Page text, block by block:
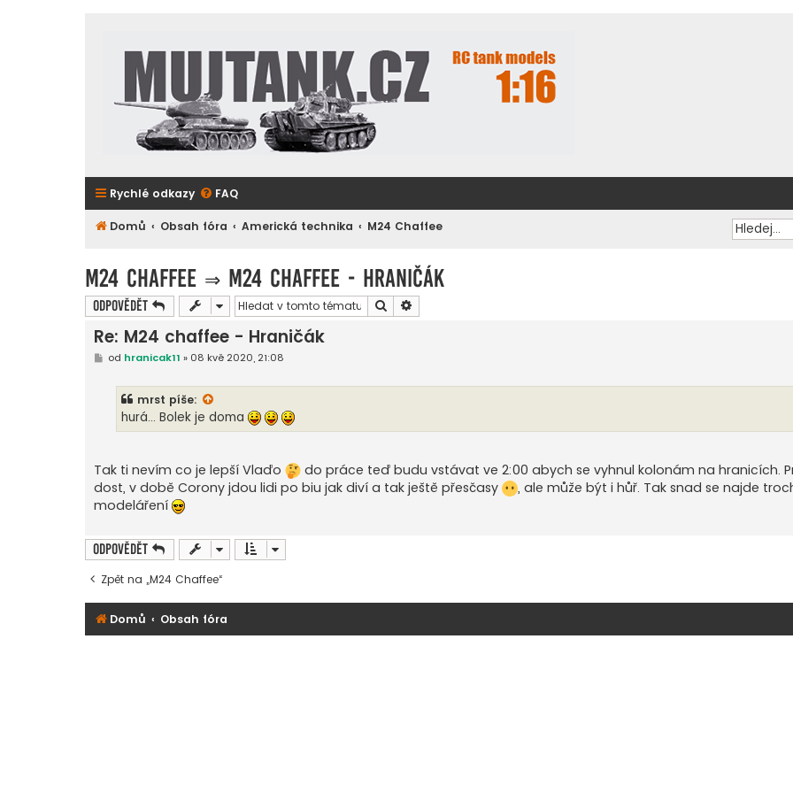
Rychlé odkazy FAQ
Domů Obsah fóra Americká technika M24 Chaffee
M24 Chaffee ⇒ M24 chaffee - Hraničák
Odpovědět Hledat
Re: M24 chaffee - Hraničák
Pod hranicak11 » 08 kvě 2020, 21:08
mrst píše:
hurá... Bolek je doma
Tak ti nevím co je lepší Vlaďo
do práce teď budu vstávat ve 2:00 abych se vyhnul kolonám na hranicích.
dost, v době Corony jdou lidi po biu jak diví a tak ještě přesčasy
, ale může být i hůř. Tak snad se najde
modeláření
Odpovědět
Zpět na „M24 Chaffee“
Domů Obsah fóra